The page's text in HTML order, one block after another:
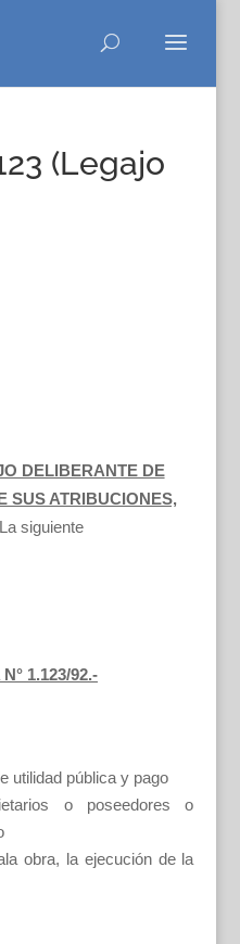
(Legajo
DELIBERANTE DE
SUS ATRIBUCIONES,
La siguiente
1.123/92.-
utilidad pública y pago
o poseedores o
obra, la ejecución de la